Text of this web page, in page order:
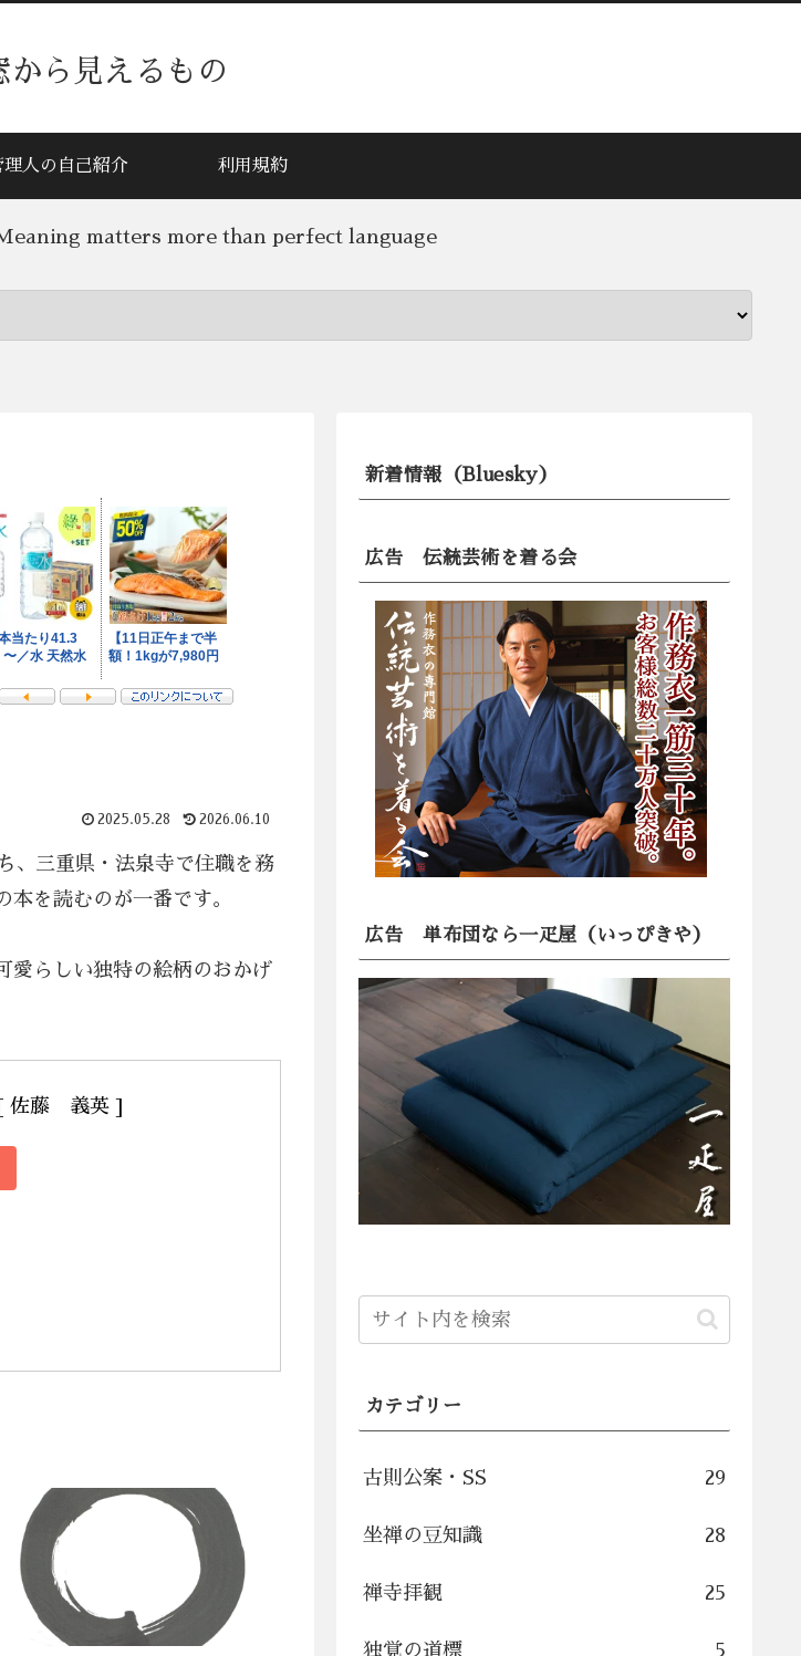
から見えるもの
理人の自己紹介 利用規約
matters more than perfect language
2025.05.28 2026.06.10
、三重県・法泉寺で住職を務
を読むのが一番です。
愛らしい独特の絵柄のおかげ
佐藤　義英 ]
新着情報（Bluesky）
広告 伝統芸術を着る会
広告 単布団なら一疋屋（いっぴきや）
カテゴリー
古則公案・SS 29
坐禅の豆知識 28
禅寺拝観 25
独覚の道標 5